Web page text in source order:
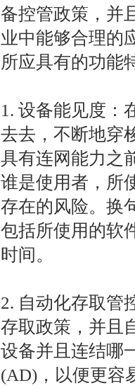
备控管政策，并
业中能够合理的
所应具有的功能
1. 设备能见度：
去去，不断地穿
具有连网能力之
谁是使用者，所
存在的风险。换
包括所使用的软
时间。
2. 自动化存取管
存取政策，并且
设备并且连结哪
(AD)，以便更容